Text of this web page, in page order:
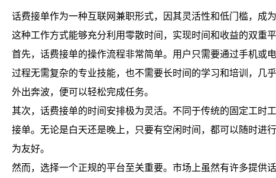
话费接单作为一种互联网兼职形式，因其灵活性和低门槛，成
这种工作方式能够充分利用零散时间，实现时间和收益的双重平
首先，话费接单的操作流程非常简单。用户只需要通过手机或
过程无需复杂的专业技能，也不需要长时间的学习和培训，几
外出奔波，便可以轻松完成任务。
其次，话费接单的时间安排极为灵活。不同于传统的固定工时
接单。无论是白天还是晚上，只要有空闲时间，都可以随时进
为友好。
然而，选择一个正规的平台至关重要。市场上虽然有许多提供